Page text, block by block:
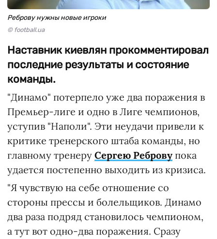
Реброву нужны новые игроки
© football.ua
Наставник киевлян прокомментировал
последние результаты и состояние
команды.
"Динамо" потерпело уже два поражения в
Премьер-лиге и одно в Лиге чемпионов,
уступив "Наполи". Эти неудачи привели к
критике тренерского штаба команды, но
главному тренеру Сергею Реброву пока
удается постепенно выходить из кризиса.
"Я чувствую на себе отношение со
стороны прессы и болельщиков. Динамо
два раза подряд становилось чемпионом,
а тут вот одно-два поражения. Сразу